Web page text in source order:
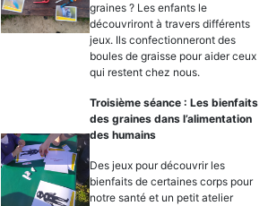
graines ? Les enfants le
découvriront à travers différents
jeux. Ils confectionneront des
boules de graisse pour aider ceux
qui restent chez nous.
Troisième séance : Les bienfaits
des graines dans l’alimentation
des humains
Des jeux pour découvrir les
bienfaits de certaines corps pour
notre santé et un petit atelier